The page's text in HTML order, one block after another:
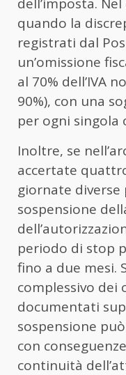
quando la
registrati dal
un’omissione
al 70% dell’IVA
90%), con una
per ogni singola
Inoltre, se
accertate
giornate diverse
sospensione
periodo di stop
fino a due mesi.
complessivo dei
documentati
sospensione
con
continuità